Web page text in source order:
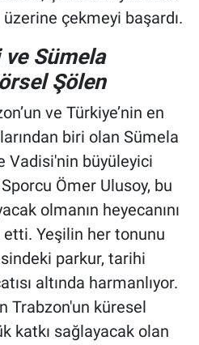
çekmeyi başardı.
Sümela
Şölen
ve Türkiye’nin en
biri olan Sümela
Vadisi'nin büyüleyici
Ömer Ulusoy, bu
olmanın heyecanını
Yeşilin her tonunu
parkur, tarihi
altında harmanlıyor.
Trabzon'un küresel
katkı sağlayacak olan